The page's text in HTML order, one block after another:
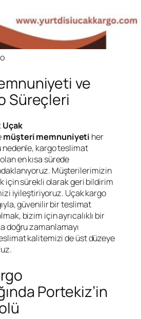
ve
Süreçleri
Uçak
müşteri memnuniyeti her
kargo teslimat
en kısa sürede
Müşterilerimizin
için sürekli olarak geri bildirim
iyileştiriyoruz. Uçak kargo
güvenilir bir teslimat
bizim için ayrıcalıklı bir
doğru zamanlamayı
kalitemizi de üst düzeye
Portekiz’in